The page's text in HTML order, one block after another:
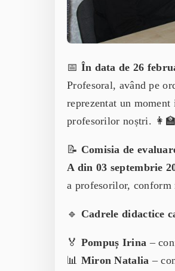
📅 În data de 26
Profesoral, având pe
reprezentat un
profesorilor noștri.
📝 Comisia de
A din 03 septembrie
a profesorilor,
🔹 Cadrele didactice
🏅 Pompuș Irina –
📊 Miron Natalia –